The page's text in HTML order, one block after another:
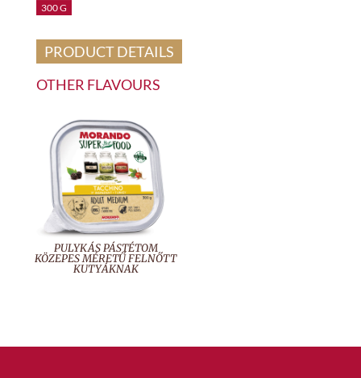
300 G
PRODUCT DETAILS
OTHER FLAVOURS
PULYKÁS PÁSTÉTOM
KÖZEPES MÉRETŰ FELNŐTT
KUTYÁKNAK